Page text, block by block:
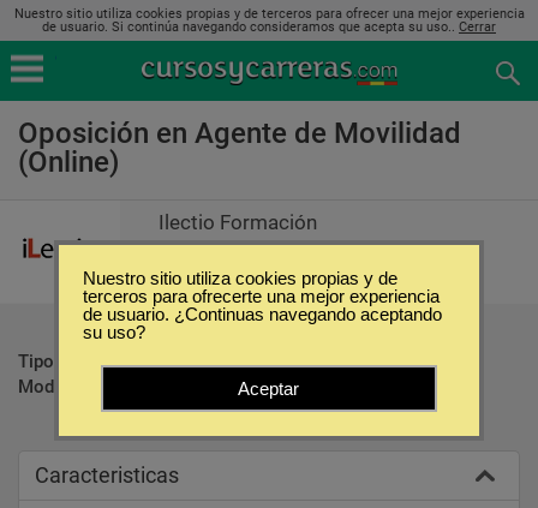
Nuestro sitio utiliza cookies propias y de terceros para ofrecer una mejor experiencia
de usuario. Si continúa navegando consideramos que acepta su uso.. Cerrar
Oposición en Agente de Movilidad
(Online)
Ilectio Formación
Tipo:
Oposiciones
Modalidad:
Caracteristicas
Nuestro sitio utiliza cookies propias y de
terceros para ofrecerte una mejor experiencia
de usuario. ¿Continuas navegando aceptando
su uso?
Aceptar